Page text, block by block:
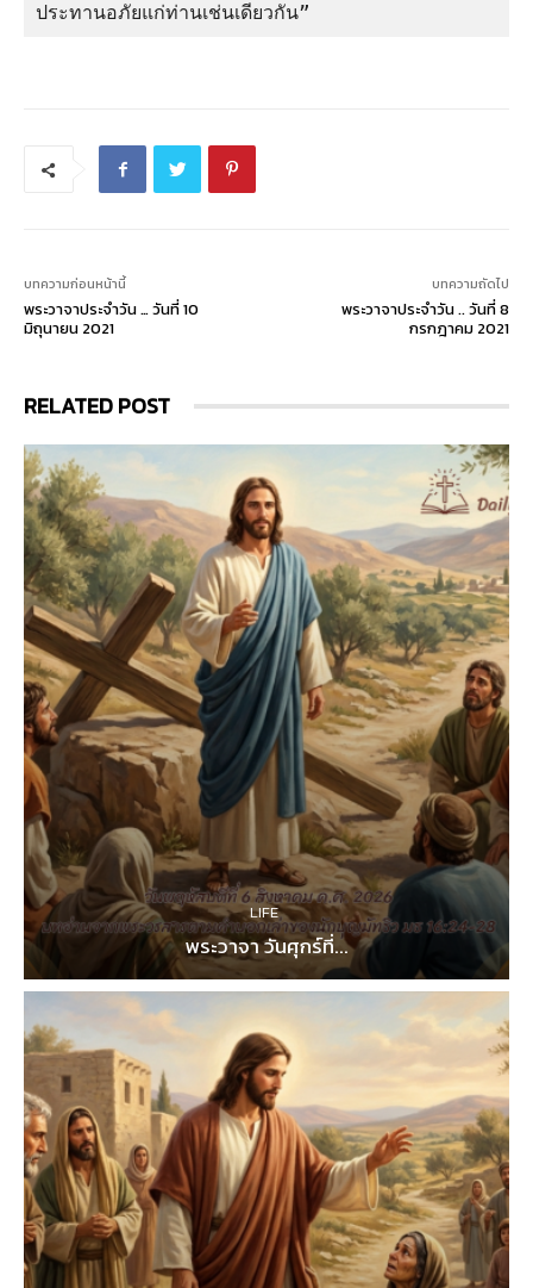
ประทานอภัยแก่ท่านเช่นเดียวกัน”
บทความก่อนหน้านี้
พระวาจาประจำวัน … วันที่ 10
มิถุนายน 2021
บทความถัดไป
พระวาจาประจำวัน .. วันที่ 8
กรกฎาคม 2021
RELATED POST
LIFE
พระวาจา วันศุกร์ที่...